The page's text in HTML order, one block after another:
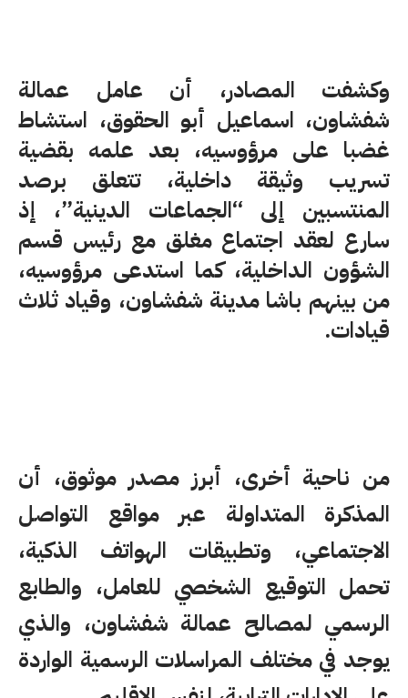
وكشفت المصادر، أن عامل عمالة
شفشاون، اسماعيل أبو الحقوق، استشاط
غضبا على مرؤوسيه، بعد علمه بقضية
تسريب وثيقة داخلية، تتعلق برصد
المنتسبين إلى “الجماعات الدينية”، إذ
سارع لعقد اجتماع مغلق مع رئيس قسم
الشؤون الداخلية، كما استدعى مرؤوسيه،
من بينهم باشا مدينة شفشاون، وقياد ثلاث
قيادات.
من ناحية أخرى، أبرز مصدر موثوق، أن
المذكرة المتداولة عبر مواقع التواصل
الاجتماعي، وتطبيقات الهواتف الذكية،
تحمل التوقيع الشخصي للعامل، والطابع
الرسمي لمصالح عمالة شفشاون، والذي
يوجد في مختلف المراسلات الرسمية الواردة